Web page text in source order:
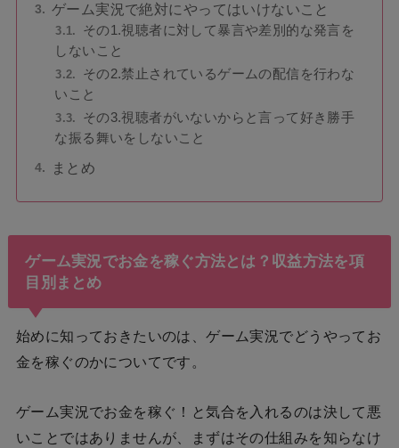
ゲーム実況で絶対にやってはいけないこと
その1.視聴者に対して暴言や差別的な発言を
しないこと
その2.禁止されているゲームの配信を行わな
いこと
その3.視聴者がいないからと言って好き勝手
な振る舞いをしないこと
まとめ
ゲーム実況でお金を稼ぐ方法とは？収益方法を項
目別まとめ
始めに知っておきたいのは、ゲーム実況でどうやってお
金を稼ぐのかについてです。
ゲーム実況でお金を稼ぐ！と気合を入れるのは決して悪
いことではありませんが、まずはその仕組みを知らなけ